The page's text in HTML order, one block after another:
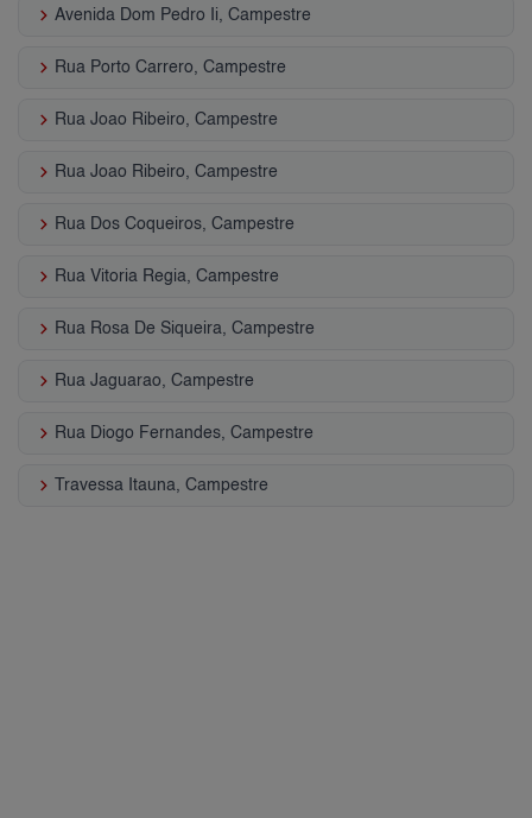
keyboard_arrow_right Avenida Dom Pedro Ii, Campestre
keyboard_arrow_right Rua Porto Carrero, Campestre
keyboard_arrow_right Rua Joao Ribeiro, Campestre
keyboard_arrow_right Rua Joao Ribeiro, Campestre
keyboard_arrow_right Rua Dos Coqueiros, Campestre
keyboard_arrow_right Rua Vitoria Regia, Campestre
keyboard_arrow_right Rua Rosa De Siqueira, Campestre
keyboard_arrow_right Rua Jaguarao, Campestre
keyboard_arrow_right Rua Diogo Fernandes, Campestre
keyboard_arrow_right Travessa Itauna, Campestre